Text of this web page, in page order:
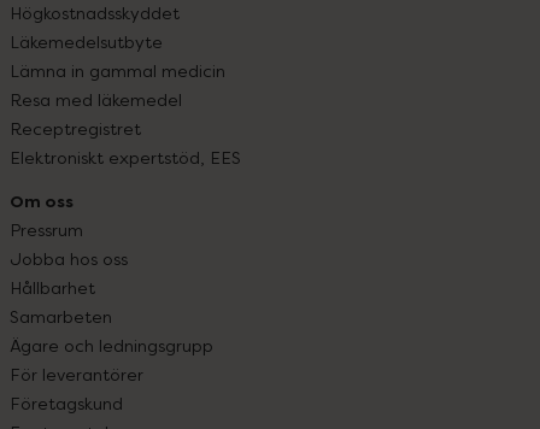
Högkostnadsskyddet
Läkemedelsutbyte
Lämna in gammal medicin
Resa med läkemedel
Receptregistret
Elektroniskt expertstöd, EES
Om oss
Pressrum
Jobba hos oss
Hållbarhet
Samarbeten
Ägare och ledningsgrupp
För leverantörer
Företagskund